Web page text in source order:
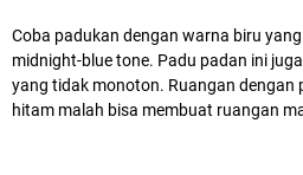
Coba padukan dengan warna biru
midnight-blue tone. Padu padan ini
yang tidak monoton. Ruangan dengan
hitam malah bisa membuat ruangan